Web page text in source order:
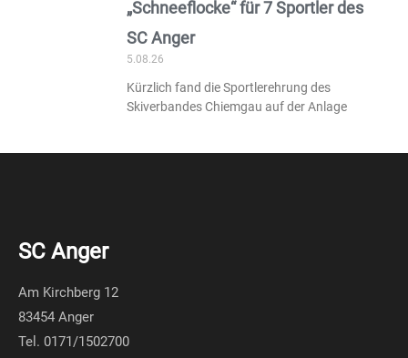
„Schneeflocke“ für 7 Sportler des
SC Anger
5.08.26
Kürzlich fand die Sportlerehrung des
Skiverbandes Chiemgau auf der Anlage
SC Anger
Am Kirchberg 12
83454 Anger
Tel. 0171/1502700